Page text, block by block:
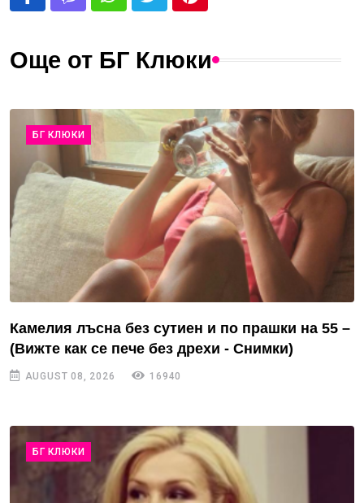
Още от БГ Клюки
БГ КЛЮКИ
Камелия лъсна без сутиен и по прашки на 55 –
(Вижте как се пече без дрехи - Снимки)
AUGUST 08, 2026 16940
БГ КЛЮКИ